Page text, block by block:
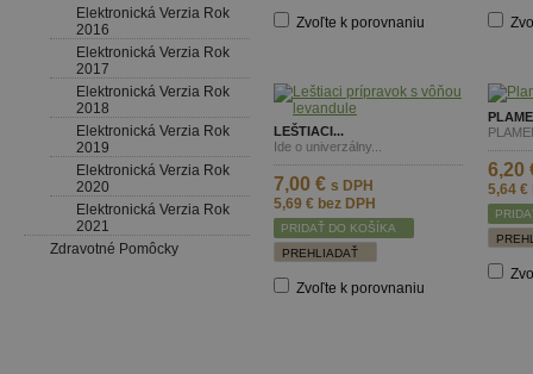
Elektronická Verzia Rok
2016
Elektronická Verzia Rok
2017
Elektronická Verzia Rok
2018
Elektronická Verzia Rok
2019
Elektronická Verzia Rok
2020
Elektronická Verzia Rok
2021
Zdravotné Pomôcky
Zvoľte k porovnaniu
LEŠTIACI...
Ide o univerzálny...
7,00 € s DPH
5,69 € bez DPH
PRIDAŤ DO KOŠÍKA
PREHLIADAŤ
Zvoľte k porovnaniu
6,20
5,64 €